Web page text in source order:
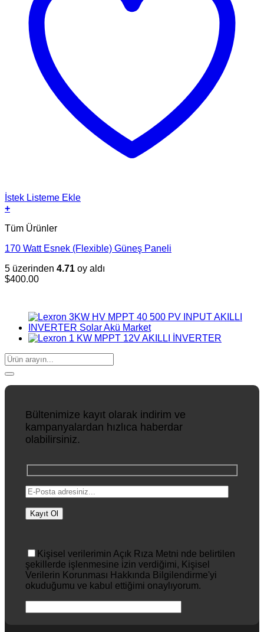
İstek Listeme Ekle
+
Tüm Ürünler
170 Watt Esnek (Flexible) Güneş Paneli
5 üzerinden 4.71 oy aldı
$400.00
Ara:
Bültenimize kayıt olarak indirim ve
kampanyalardan hızlıca haberdar
olabilirsiniz.
Kişisel verilerimin Açık Rıza Metni nde belirtilen
şekillerde işlenmesine izin verdiğimi, Kişisel
Verilerin Korunması Hakkında Bilgilendirme'yi
okuduğumu ve kabul ettiğimi onaylıyorum.